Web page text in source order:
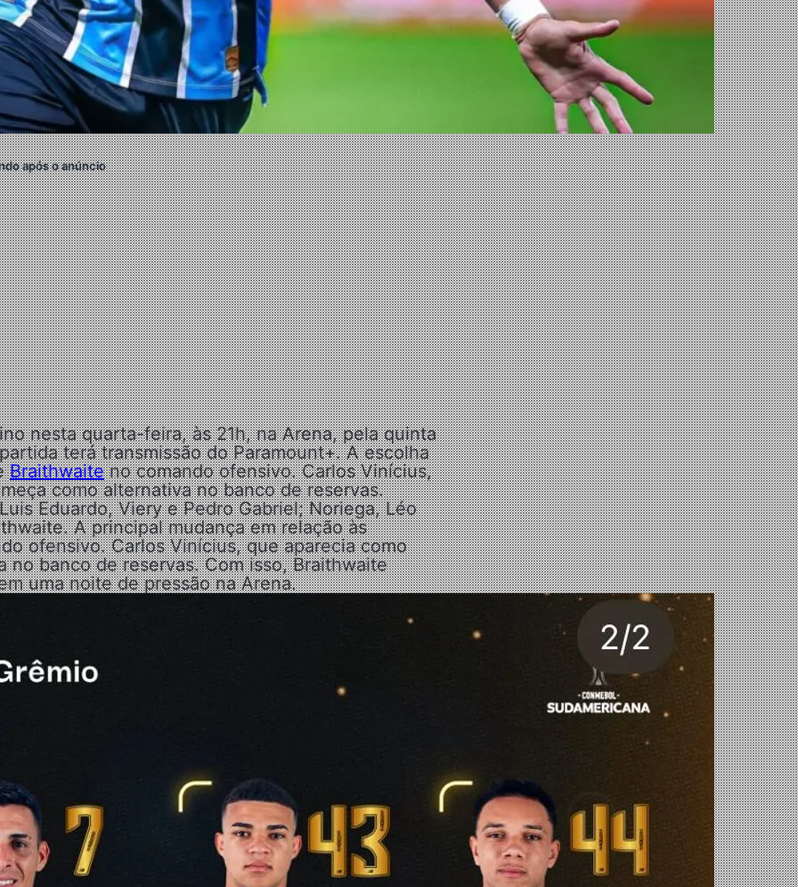
após o anúncio
nesta quarta-feira, às 21h, na Arena, pela quinta
terá transmissão do Paramount+. A escolha
Braithwaiteno comando ofensivo. Carlos Vinícius,
como alternativa no banco de reservas.
Eduardo, Viery e Pedro Gabriel; Noriega, Léo
A principal mudança em relação às
ofensivo. Carlos Vinícius, que aparecia como
no banco de reservas. Com isso, Braithwaite
uma noite de pressão na Arena.